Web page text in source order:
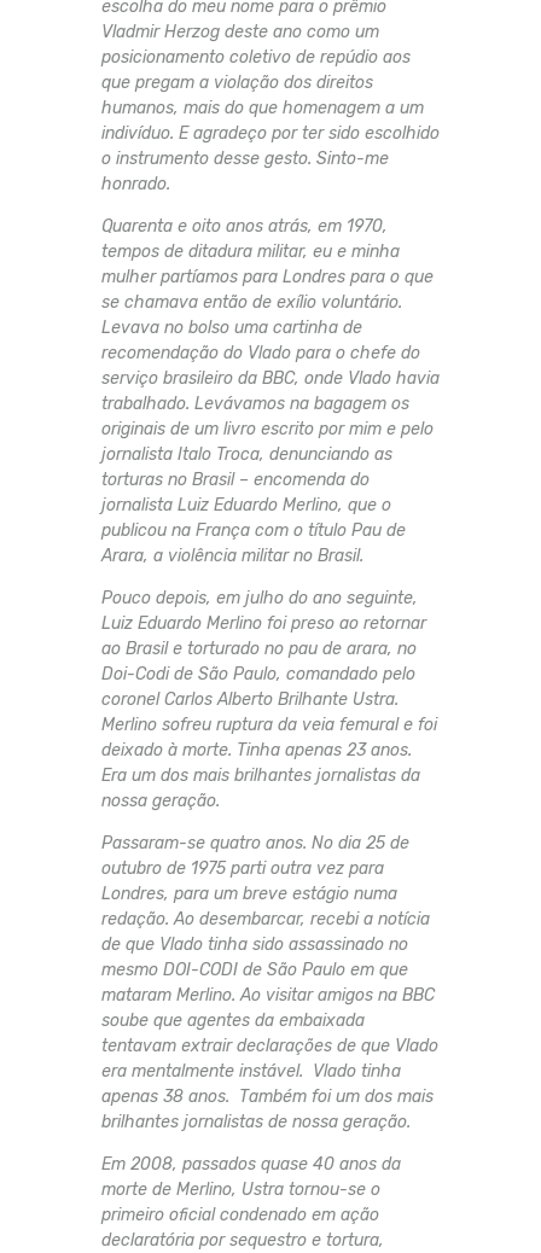
escolha do meu nome para o prêmio
Vladmir Herzog deste ano como um
posicionamento coletivo de repúdio aos
que pregam a violação dos direitos
humanos, mais do que homenagem a um
indivíduo. E agradeço por ter sido escolhido
o instrumento desse gesto. Sinto-me
honrado.
Quarenta e oito anos atrás, em 1970,
tempos de ditadura militar, eu e minha
mulher partíamos para Londres para o que
se chamava então de exílio voluntário.
Levava no bolso uma cartinha de
recomendação do Vlado para o chefe do
serviço brasileiro da BBC, onde Vlado havia
trabalhado. Levávamos na bagagem os
originais de um livro escrito por mim e pelo
jornalista Italo Troca, denunciando as
torturas no Brasil – encomenda do
jornalista Luiz Eduardo Merlino, que o
publicou na França com o título Pau de
Arara, a violência militar no Brasil.
Pouco depois, em julho do ano seguinte,
Luiz Eduardo Merlino foi preso ao retornar
ao Brasil e torturado no pau de arara, no
Doi-Codi de São Paulo, comandado pelo
coronel Carlos Alberto Brilhante Ustra.
Merlino sofreu ruptura da veia femural e foi
deixado à morte. Tinha apenas 23 anos.
Era um dos mais brilhantes jornalistas da
nossa geração.
Passaram-se quatro anos. No dia 25 de
outubro de 1975 parti outra vez para
Londres, para um breve estágio numa
redação. Ao desembarcar, recebi a notícia
de que Vlado tinha sido assassinado no
mesmo DOI-CODI de São Paulo em que
mataram Merlino. Ao visitar amigos na BBC
soube que agentes da embaixada
tentavam extrair declarações de que Vlado
era mentalmente instável. Vlado tinha
apenas 38 anos. Também foi um dos mais
brilhantes jornalistas de nossa geração.
Em 2008, passados quase 40 anos da
morte de Merlino, Ustra tornou-se o
primeiro oficial condenado em ação
declaratória por sequestro e tortura,